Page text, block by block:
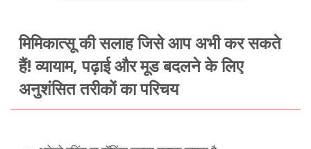
मिमिकात्सू की सलाह जिसे आप अभी कर सकते
हैं! व्यायाम, पढ़ाई और मूड बदलने के लिए
अनुशंसित तरीकों का परिचय